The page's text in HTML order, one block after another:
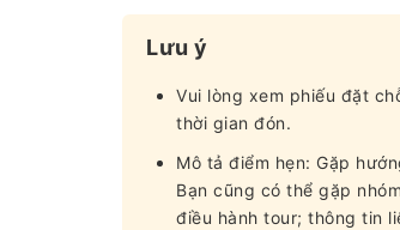
Lưu ý
Vui lòng xem phiếu đặt
thời gian đón.
Mô tả điểm hẹn: Gặp
Bạn cũng có thể gặp
điều hành tour; thông tin